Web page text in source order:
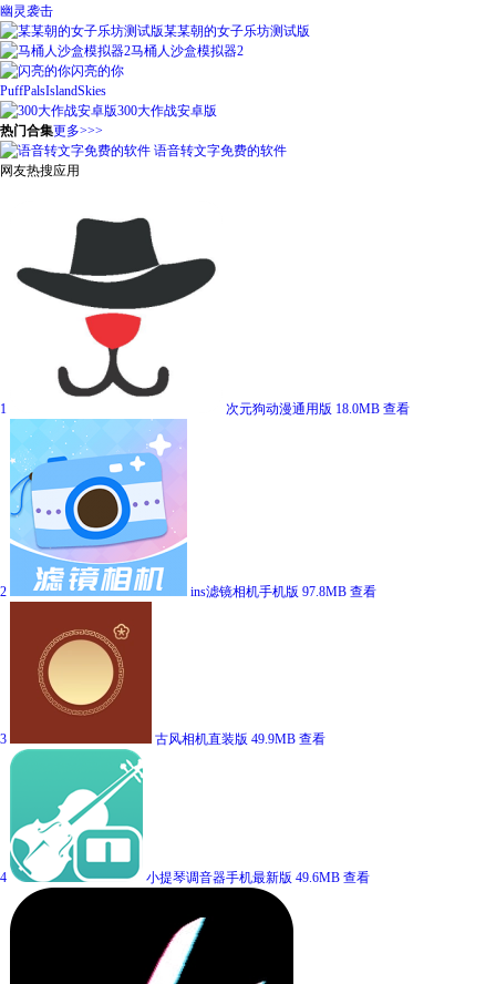
幽灵袭击
某某朝的女子乐坊测试版
马桶人沙盒模拟器2
闪亮的你
PuffPalsIslandSkies
300大作战安卓版
热门合集更多>>>
语音转文字免费的软件
网友热搜应用
1 次元狗动漫通用版 18.0MB 查看
2 ins滤镜相机手机版 97.8MB 查看
3 古风相机直装版 49.9MB 查看
4 小提琴调音器手机最新版 49.6MB 查看